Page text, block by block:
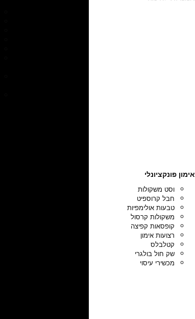
אימון פונקציונלי
וסט משקולות
חבל קרוספיט
טבעות אולימפיות
משקולות קרסול
קופסאות קפיצה
רצועות אימון
קטלבלס
שק חול בולגרי
מכשירי עיסוי